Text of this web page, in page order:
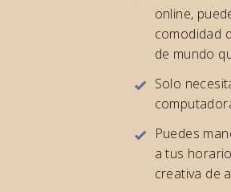
online,
comodidad
de mundo
​Solo
Puedes
a tus
creativa de